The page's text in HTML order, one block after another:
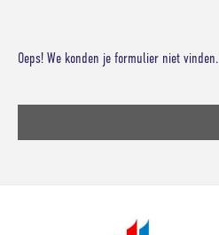
Oeps! We konden je formulier niet vinden.